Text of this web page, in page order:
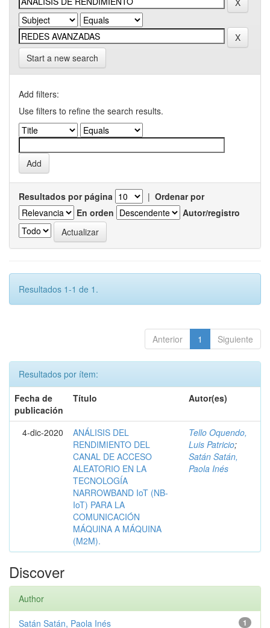
Start a new search
Add filters:
Use filters to refine the search results.
Resultados por página | Ordenar por
En orden
Autor/registro
Resultados 1-1 de 1.
Anterior 1 Siguiente
Resultados por ítem:
Fecha de
publicación
Título Autor(es)
4-dic-2020
ANÁLISIS DEL
RENDIMIENTO DEL
CANAL DE ACCESO
ALEATORIO EN LA
TECNOLOGÍA
NARROWBAND IoT (NB-
IoT) PARA LA
COMUNICACIÓN
MÁQUINA A MÁQUINA
(M2M).
Tello Oquendo,
Luis Patricio;
Satán Satán,
Paola Inés
Discover
Author
1
Satán Satán, Paola Inés